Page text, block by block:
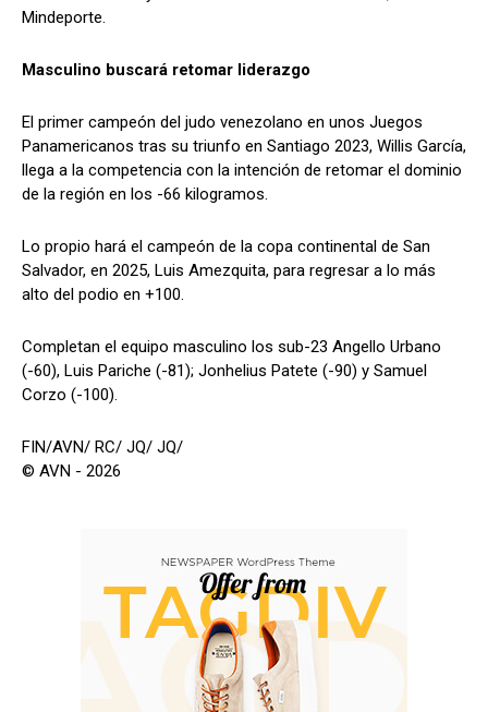
Mindeporte.
Masculino buscará retomar liderazgo
El primer campeón del judo venezolano en unos Juegos
Panamericanos tras su triunfo en Santiago 2023, Willis García,
llega a la competencia con la intención de retomar el dominio
de la región en los -66 kilogramos.
Lo propio hará el campeón de la copa continental de San
Salvador, en 2025, Luis Amezquita, para regresar a lo más
alto del podio en +100.
Completan el equipo masculino los sub-23 Angello Urbano
(-60), Luis Pariche (-81); Jonhelius Patete (-90) y Samuel
Corzo (-100).
FIN/AVN/ RC/ JQ/ JQ/
© AVN - 2026